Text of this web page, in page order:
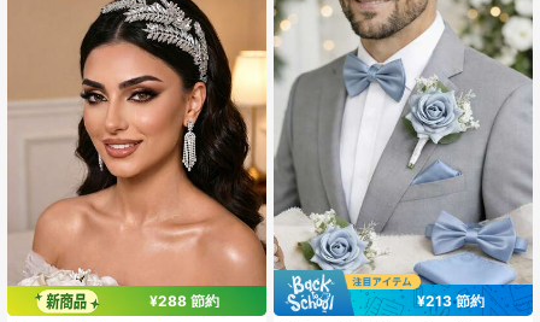
¥288 節約
¥213 節約